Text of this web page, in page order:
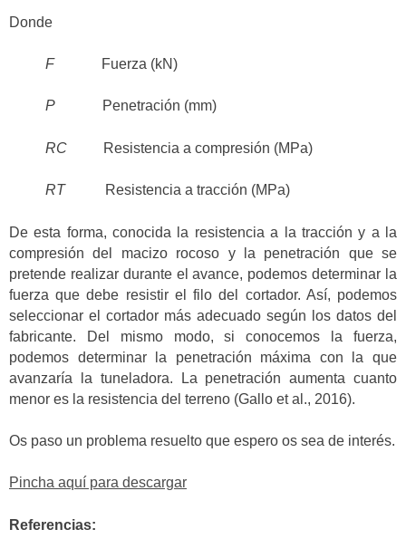
Donde
FFuerza (kN)
P Penetración (mm)
RC Resistencia a compresión (MPa)
RTResistencia a tracción (MPa)
De esta forma, conocida la resistencia a la tracción y a la
compresión del macizo rocoso y la penetración que se
pretende realizar durante el avance, podemos determinar la
fuerza que debe resistir el filo del cortador. Así, podemos
seleccionar el cortador más adecuado según los datos del
fabricante. Del mismo modo, si conocemos la fuerza,
podemos determinar la penetración máxima con la que
avanzaría la tuneladora. La penetración aumenta cuanto
menor es la resistencia del terreno (Gallo et al., 2016).
Os paso un problema resuelto que espero os sea de interés.
Pincha aquí para descargar
Referencias: